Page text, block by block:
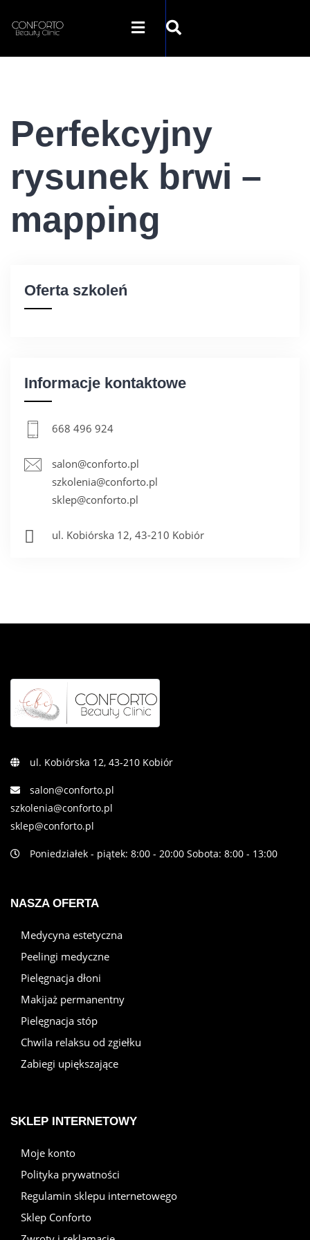
O NAS
SKLEP INTERNETOWY
Oferta szkoleń
Informacje kontaktowe
668 496 924
salon@conforto.pl
szkolenia@conforto.pl
sklep@conforto.pl
ul. Kobiórska 12, 43-210 Kobiór
Perfekcyjny
rysunek brwi –
mapping
ul. Kobiórska 12, 43-210 Kobiór
salon@conforto.pl
szkolenia@conforto.pl
sklep@conforto.pl
Poniedziałek - piątek: 8:00 - 20:00 Sobota: 8:00 - 13:00
NASZA OFERTA
Medycyna estetyczna
Peelingi medyczne
Pielęgnacja dłoni
Makijaż permanentny
Pielęgnacja stóp
Chwila relaksu od zgiełku
Zabiegi upiększające
SKLEP INTERNETOWY
Moje konto
Polityka prywatności
Regulamin sklepu internetowego
Sklep Conforto